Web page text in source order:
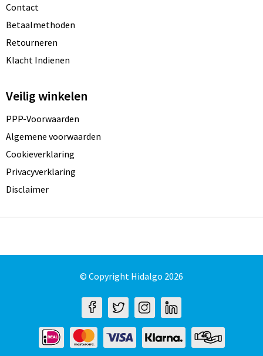
Contact
Betaalmethoden
Retourneren
Klacht Indienen
Veilig winkelen
PPP-Voorwaarden
Algemene voorwaarden
Cookieverklaring
Privacyverklaring
Disclaimer
© Copyright Hidalgo 2026